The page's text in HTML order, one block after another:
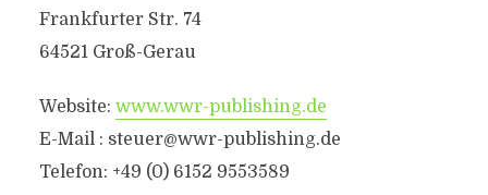
Frankfurter Str. 74
64521 Groß-Gerau
Website: www.wwr-publishing.de
E-Mail : steuer@wwr-publishing.de
Telefon: +49 (0) 6152 9553589